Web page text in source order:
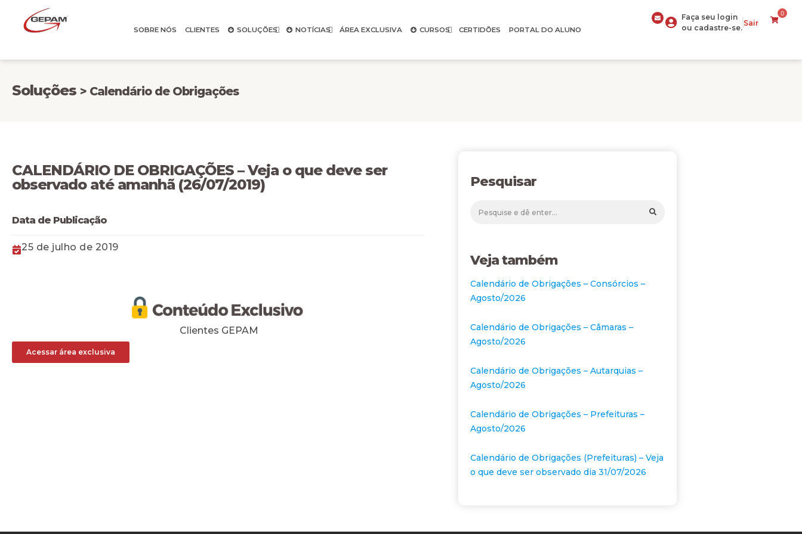
SOBRE NÓS CLIENTES SOLUÇÕES NOTÍCIAS ÁREA EXCLUSIVA CURSOS CERTIDÕES PORTAL DO ALUNO
Faça seu login
ou cadastre-se.
Sair
0
Soluções > Calendário de Obrigações
CALENDÁRIO DE OBRIGAÇÕES – Veja o que deve ser
observado até amanhã (26/07/2019)
Data de Publicação
25 de julho de 2019
Clientes GEPAM
Acessar área exclusiva
Pesquisar
Veja também
Calendário de Obrigações – Consórcios –
Agosto/2026
Calendário de Obrigações – Câmaras –
Agosto/2026
Calendário de Obrigações – Autarquias –
Agosto/2026
Calendário de Obrigações – Prefeituras –
Agosto/2026
Calendário de Obrigações (Prefeituras) – Veja
o que deve ser observado dia 31/07/2026